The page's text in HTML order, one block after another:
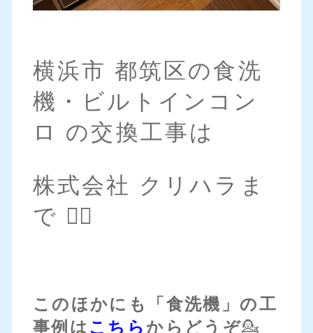
横浜市 都筑区の食洗
機・ビルトインコン
ロ の交換工事は
株式会社 クリハラま
で 💁‍♀️
このほかにも「食洗機」の工
事例は こちら からどうぞ💁